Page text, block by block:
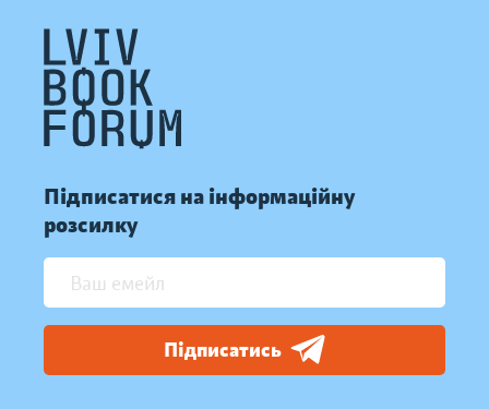
Підписатися на інформаційну
розсилку
Підписатись